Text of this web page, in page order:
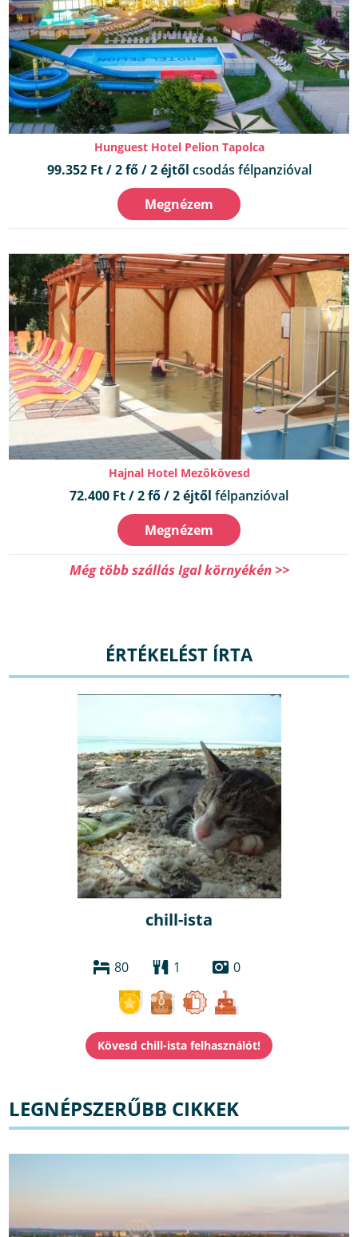
Hunguest Hotel Pelion Tapolca
99.352 Ft / 2 fő / 2 éjtől csodás félpanzióval
Megnézem
Hajnal Hotel Mezôkövesd
72.400 Ft / 2 fő / 2 éjtől félpanzióval
Megnézem
Még több szállás Igal környékén >>
ÉRTÉKELÉST ÍRTA
chill-ista
80 1 0
LEGNÉPSZERŰBB CIKKEK